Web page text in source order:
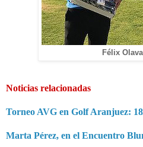
Félix
Noticias relacionadas
Torneo AVG en Golf Aranjuez:
Marta Pérez, en el Encuentro